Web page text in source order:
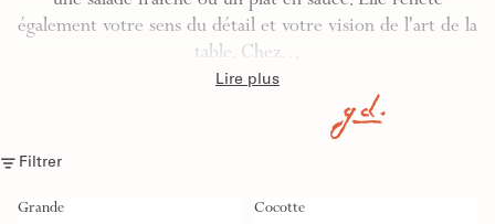
également votre sens du détail et votre vision de l'art de la
table. Chez…
Lire plus
Filtrer
Grande
Cocotte